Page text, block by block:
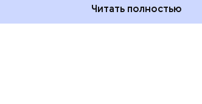
Читать полностью